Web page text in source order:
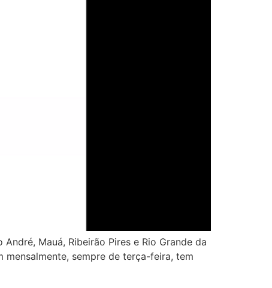
Mauá, Ribeirão Pires e Rio Grande da
sempre de terça-feira, tem